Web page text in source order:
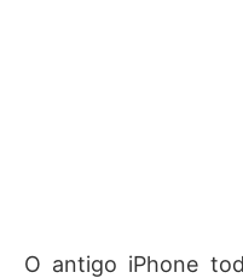
O antigo iPhone